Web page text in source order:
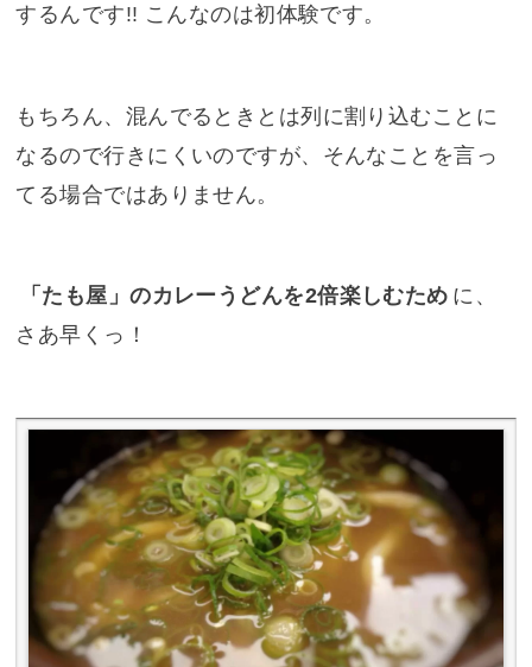
するんです!! こんなのは初体験です。
もちろん、混んでるときとは列に割り込むことに
なるので行きにくいのですが、そんなことを言っ
てる場合ではありません。
「たも屋」のカレーうどんを2倍楽しむため に、
さあ早くっ！